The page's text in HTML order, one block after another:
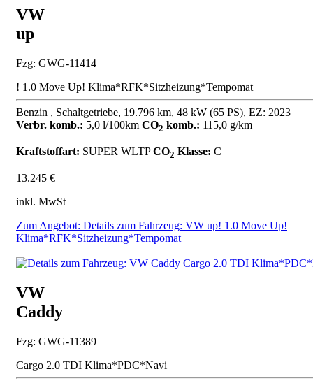
VW
up
Fzg: GWG-11414
! 1.0 Move Up! Klima*RFK*Sitzheizung*Tempomat
Benzin , Schaltgetriebe, 19.796 km, 48 kW (65 PS), EZ: 2023
Verbr. komb.: 5,0 l/100km CO2 komb.: 115,0 g/km
Kraftstoffart: SUPER WLTPCO2 Klasse: C
13.245 €
inkl. MwSt
Zum Angebot: Details zum Fahrzeug: VW up! 1.0 Move Up!
Klima*RFK*Sitzheizung*Tempomat
VW
Caddy
Fzg: GWG-11389
Cargo 2.0 TDI Klima*PDC*Navi